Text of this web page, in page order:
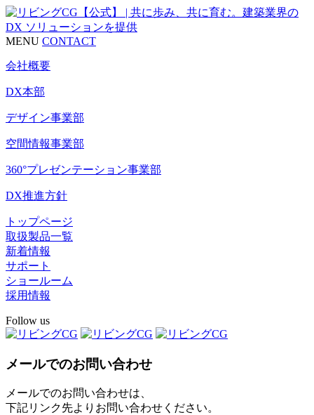
MENU CONTACT
会社概要
DX本部
デザイン事業部
空間情報事業部
360°プレゼンテーション事業部
DX推進方針
トップページ
取扱製品一覧
新着情報
サポート
ショールーム
採用情報
Follow us
メールでのお問い合わせ
メールでのお問い合わせは、
下記リンク先よりお問い合わせください。